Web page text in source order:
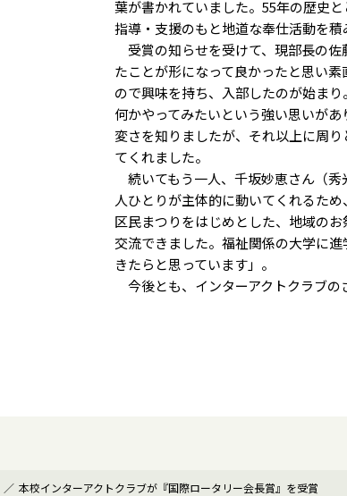
葉が書かれていました。55年の歴史
指導・支援のもと地道な奉仕活動を
受賞の知らせを受けて、現部長の佐
たことが形になって良かったと思い
ので興味を持ち、入部したのが始ま
何かやってみたいという強い思いが
変さを知りましたが、それ以上に周
てくれました。
続いてもう一人、千坂妙恵さん（
人ひとりが主体的に動いてくれるた
区民まつりをはじめとした、地域の
交流できました。福祉関係の大学に
きたらと思っています」。
今後とも、インターアクトクラブの
本校インターアクトクラブが『国際ロータリー会長賞』を受賞